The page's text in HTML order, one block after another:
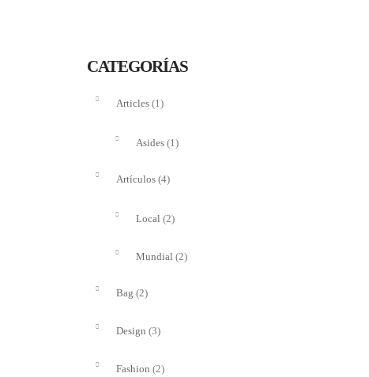
CATEGORÍAS
Articles (1)
Asides (1)
Artículos (4)
Local (2)
Mundial (2)
Bag (2)
Design (3)
Fashion (2)